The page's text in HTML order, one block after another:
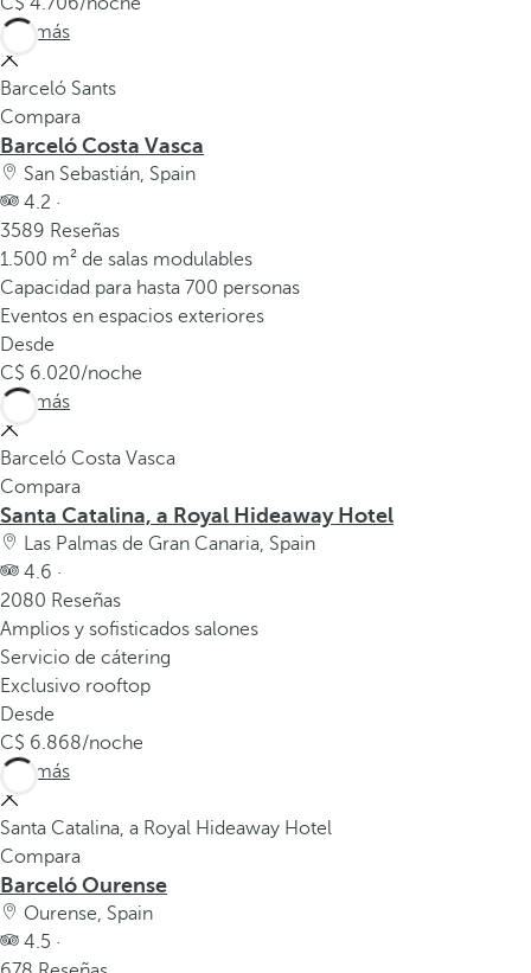
Ver más
Barceló Sants
Compara
Barceló Costa Vasca
San Sebastián, Spain
4.2 ·
3589 Reseñas
1.500 m² de salas modulables
Capacidad para hasta 700 personas
Eventos en espacios exteriores
Desde
6.020/noche
Ver más
Barceló Costa Vasca
Compara
Santa Catalina, a Royal Hideaway Hotel
Las Palmas de Gran Canaria, Spain
4.6 ·
2080 Reseñas
Amplios y sofisticados salones
Servicio de cátering
Exclusivo rooftop
Desde
6.868/noche
Ver más
Santa Catalina, a Royal Hideaway Hotel
Compara
Barceló Ourense
Ourense, Spain
4.5 ·